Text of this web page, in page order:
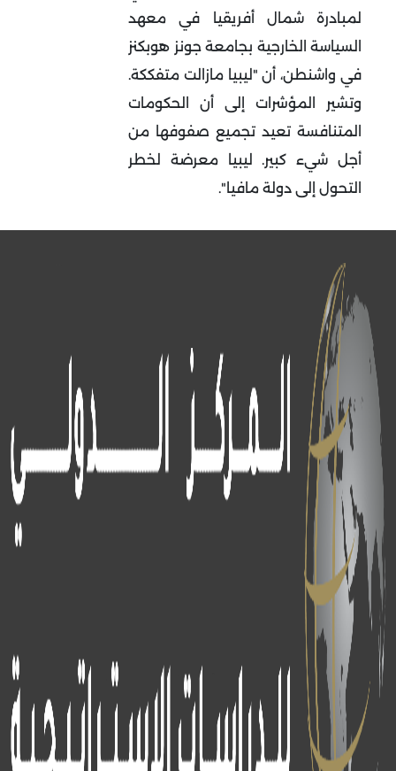
لمبادرة شمال أفريقيا في معهد
السياسة الخارجية بجامعة جونز هوبكنز
في واشنطن، أن "ليبيا مازالت متفككة.
وتشير المؤشرات إلى أن الحكومات
المتنافسة تعيد تجميع صفوفها من
أجل شيء كبير. ليبيا معرضة لخطر
التحول إلى دولة مافيا".